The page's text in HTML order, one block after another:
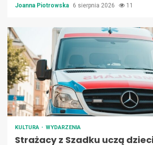
Joanna Piotrowska 6 sierpnia 2026 11
KULTURA WYDARZENIA
Strażacy z Szadku uczą